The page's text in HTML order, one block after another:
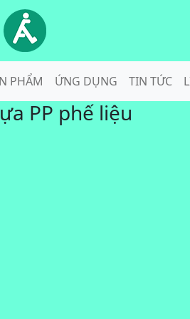
PHẨM ỨNG DỤNG TIN TỨC
PP phế liệu